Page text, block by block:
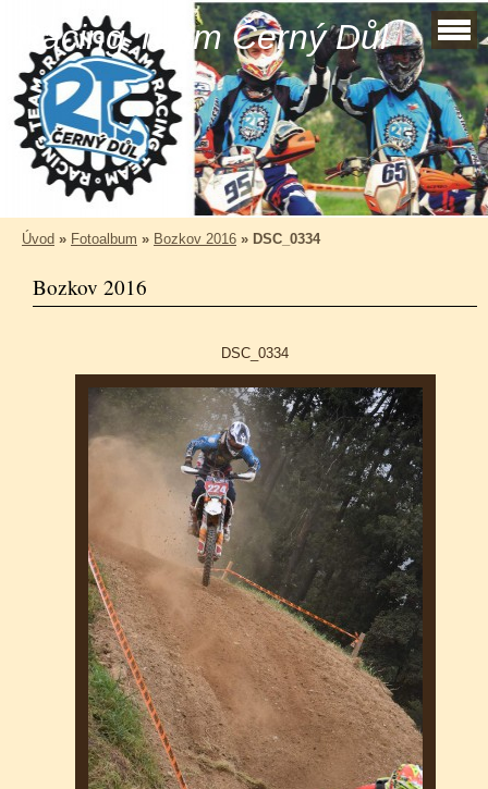
Racing Team Černý Důl
Úvod » Fotoalbum » Bozkov 2016 » DSC_0334
Bozkov 2016
DSC_0334